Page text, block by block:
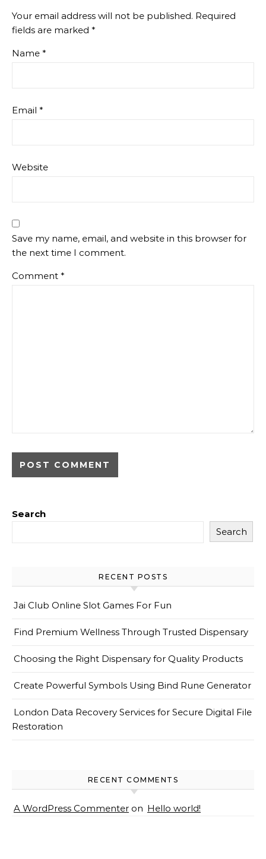
Your email address will not be published. Required
fields are marked *
Name *
Email *
Website
Save my name, email, and website in this browser for
the next time I comment.
Comment *
Search
Search
RECENT POSTS
Jai Club Online Slot Games For Fun
Find Premium Wellness Through Trusted Dispensary
Choosing the Right Dispensary for Quality Products
Create Powerful Symbols Using Bind Rune Generator
London Data Recovery Services for Secure Digital File
Restoration
RECENT COMMENTS
A WordPress Commenter on Hello world!